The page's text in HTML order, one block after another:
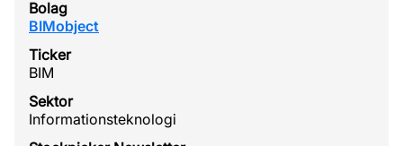
BIMobject
BIM
Informationsteknologi